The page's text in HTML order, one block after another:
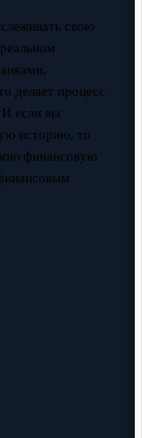
свою
делает процесс
если вы
историю, то
финансовую